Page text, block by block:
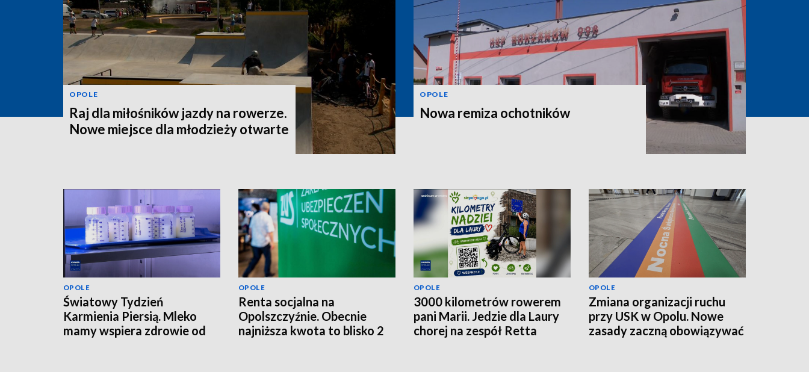
OPOLE
Raj dla miłośników jazdy na rowerze.
Nowe miejsce dla młodzieży otwarte
OPOLE
Nowa remiza ochotników
OPOLE
Światowy Tydzień
Karmienia Piersią. Mleko
mamy wspiera zdrowie od
OPOLE
Renta socjalna na
Opolszczyźnie. Obecnie
najniższa kwota to blisko 2
OPOLE
3000 kilometrów rowerem
pani Marii. Jedzie dla Laury
chorej na zespół Retta
OPOLE
Zmiana organizacji ruchu
przy USK w Opolu. Nowe
zasady zaczną obowiązywać